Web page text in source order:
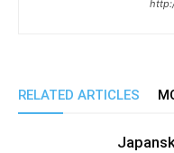
RELATED ARTICLES